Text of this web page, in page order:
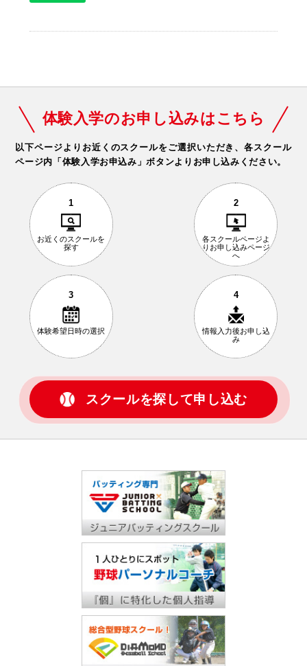
体験入学のお申し込みはこちら
以下ページよりお近くのスクールをご選択いただき、各スクール
ページ内「体験入学お申込み」ボタンよりお申し込みください。
1
お近くのスクールを
探す
2
各スクールページ よ
りお申し込みページ
へ
3
体験希望日時の選択
4
情報入力後お申し込
み
スクールを探して申し込む